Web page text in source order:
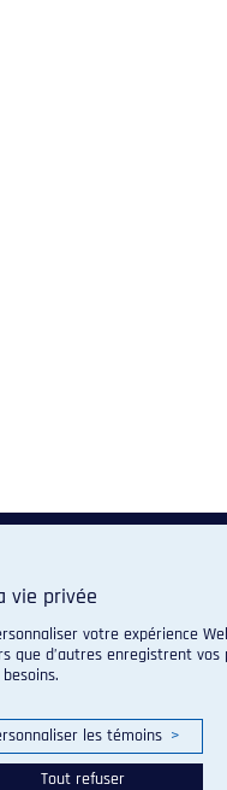
vie privée
votre expérience
d’autres enregistrent
les témoins >
Tout refuser